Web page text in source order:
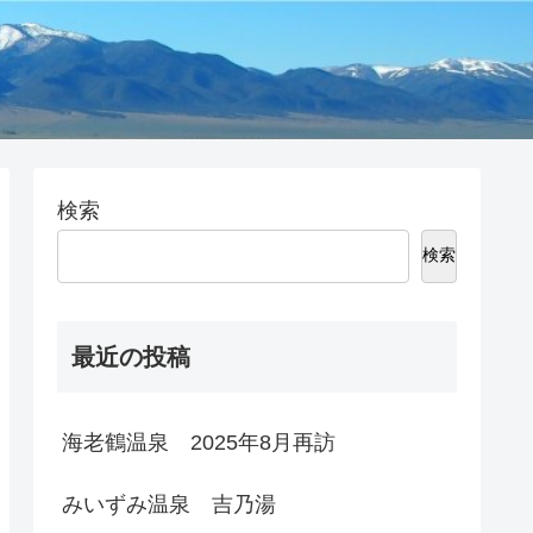
検索
検索
最近の投稿
海老鶴温泉 2025年8月再訪
みいずみ温泉 吉乃湯